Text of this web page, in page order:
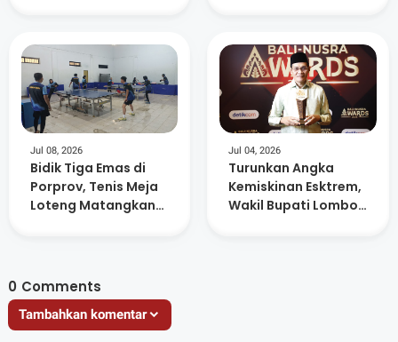
Negeri
Jul 08, 2026
Bidik Tiga Emas di
Porprov, Tenis Meja
Loteng Matangkan
Jul 04, 2026
Turunkan Angka
Kemiskinan Esktrem,
Wakil Bupati Lombok
0 Comments
Tambahkan komentar